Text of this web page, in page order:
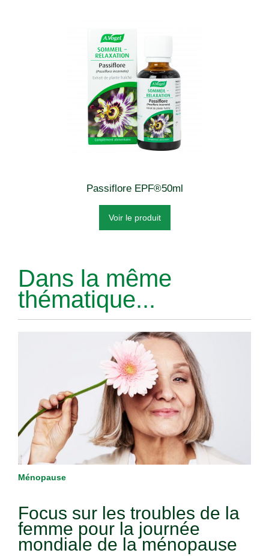
Passiflore EPF®50ml
Voir le produit
Dans la même
thématique...
Ménopause
Focus sur les troubles de la
femme pour la journée
mondiale de la ménopause